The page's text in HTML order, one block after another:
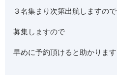
３名集まり次第出航しますので
募集しますので
早めに予約頂けると助かります